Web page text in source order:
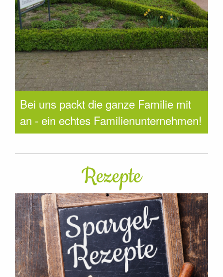
Bei uns packt die ganze Familie mit
an - ein echtes Familienunternehmen!
Rezepte